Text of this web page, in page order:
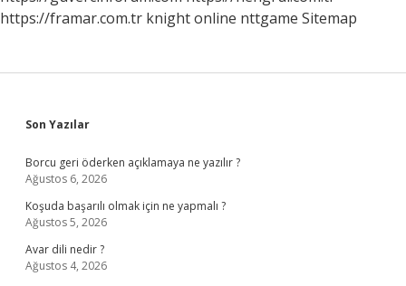
https://framar.com.tr knight online nttgame Sitemap
Sidebar
Son Yazılar
Borcu geri öderken açıklamaya ne yazılır ?
Ağustos 6, 2026
Koşuda başarılı olmak için ne yapmalı ?
Ağustos 5, 2026
Avar dili nedir ?
Ağustos 4, 2026